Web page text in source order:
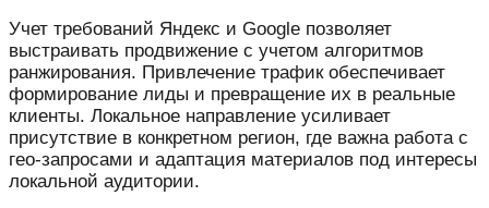
Учет требований Яндекс и Google позволяет
выстраивать продвижение с учетом алгоритмов
ранжирования. Привлечение трафик обеспечивает
формирование лиды и превращение их в реальные
клиенты. Локальное направление усиливает
присутствие в конкретном регион, где важна работа с
гео-запросами и адаптация материалов под интересы
локальной аудитории.